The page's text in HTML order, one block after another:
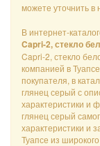
можете уточнить
В интернет-
Capri-2, стекло
Capri-2, стекло
компанией в
покупателя, в
глянец серый с
характеристики и
глянец серый
характеристики и
Туапсе из